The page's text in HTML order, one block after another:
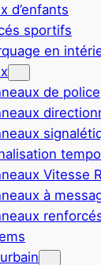
d’enfants
sportifs
en
de police
Vitesse
à